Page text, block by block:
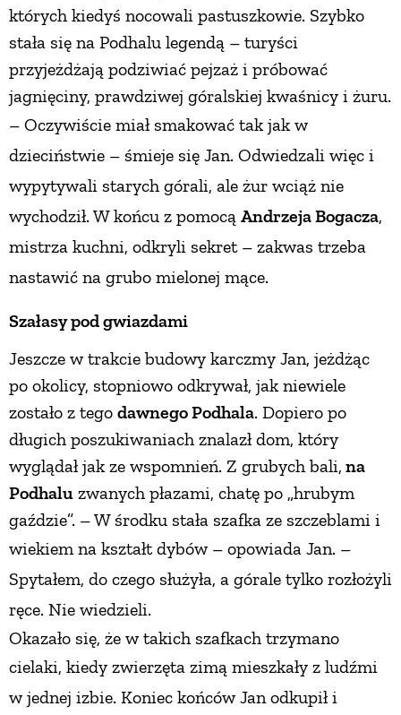
których kiedyś nocowali pastuszkowie. Szybko
stała się na Podhalu legendą – turyści
przyjeżdżają podziwiać pejzaż i próbować
jagnięciny, prawdziwej góralskiej kwaśnicy i żuru.
– Oczywiście miał smakować tak jakw
dzieciństwie – śmieje się Jan. Odwiedzali więc i
wypytywali starych górali, ale żur wciąż nie
wychodził. W końcu z pomocą Andrzeja Bogacza,
mistrza kuchni, odkryli sekret – zakwas trzeba
nastawić na grubo mielonej mące.
Szałasy pod gwiazdami
Jeszcze w trakcie budowy karczmy Jan, jeżdżąc
po okolicy, stopniowo odkrywał, jak niewiele
zostało z tego dawnego Podhala. Dopiero po
długich poszukiwaniach znalazł dom, który
wyglądał jak ze wspomnień. Z grubych bali, na
Podhalu zwanych płazami, chatę po „hrubym
gaździe”. – W środku stała szafka ze szczeblami i
wiekiem na kształt dybów – opowiada Jan. –
Spytałem, do czego służyła, a górale tylko rozłożyli
ręce. Nie wiedzieli.
Okazało się, że w takich szafkach trzymano
cielaki, kiedy zwierzęta zimą mieszkały z ludźmi
w jednej izbie. Koniec końców Jan odkupił i